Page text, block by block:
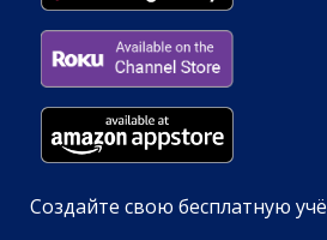
Создайте свою бесплатную